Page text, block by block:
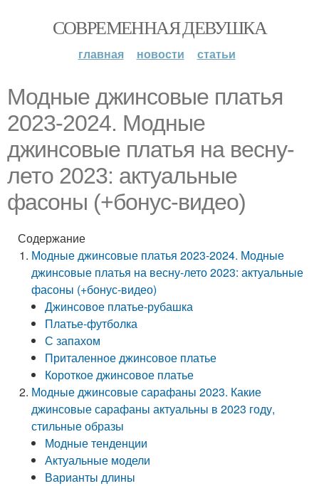
СОВРЕМЕННАЯ ДЕВУШКА
главная новости статьи
Модные джинсовые платья
2023-2024. Модные
джинсовые платья на весну-
лето 2023: актуальные
фасоны (+бонус-видео)
Содержание
Модные джинсовые платья 2023-2024. Модные
джинсовые платья на весну-лето 2023: актуальные
фасоны (+бонус-видео)
Джинсовое платье-рубашка
Платье-футболка
С запахом
Приталенное джинсовое платье
Короткое джинсовое платье
Модные джинсовые сарафаны 2023. Какие
джинсовые сарафаны актуальны в 2023 году,
стильные образы
Модные тенденции
Актуальные модели
Варианты длины